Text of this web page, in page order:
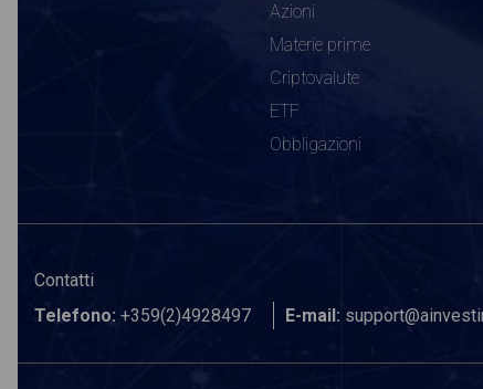
Azioni
Materie prime
Criptovalute
ETF
Obbligazioni
Contatti
Telefono: +359(2)4928497 E-mail: